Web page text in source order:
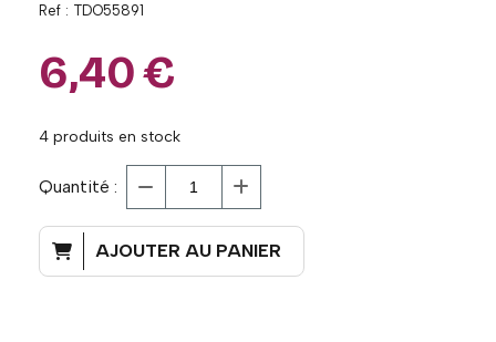
Ref : TDO55891
6,40€
4 produits en stock
Quantité :
AJOUTER AU PANIER